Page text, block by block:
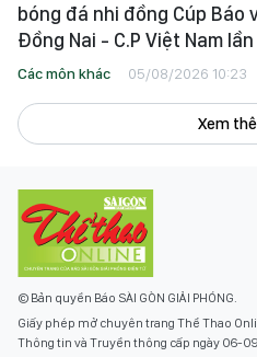
bóng đá nhi đồng Cúp Báo
Đồng Nai - C.P Việt Nam
Các môn khác 05/08/2026 10:23
Xem
© Bản quyền Báo SÀI GÒN GIẢI PHÓNG.
Giấy phép mở chuyên trang Thể Thao
Thông tin và Truyền thông cấp ngày 06-